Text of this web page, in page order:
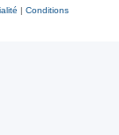
| Conditions